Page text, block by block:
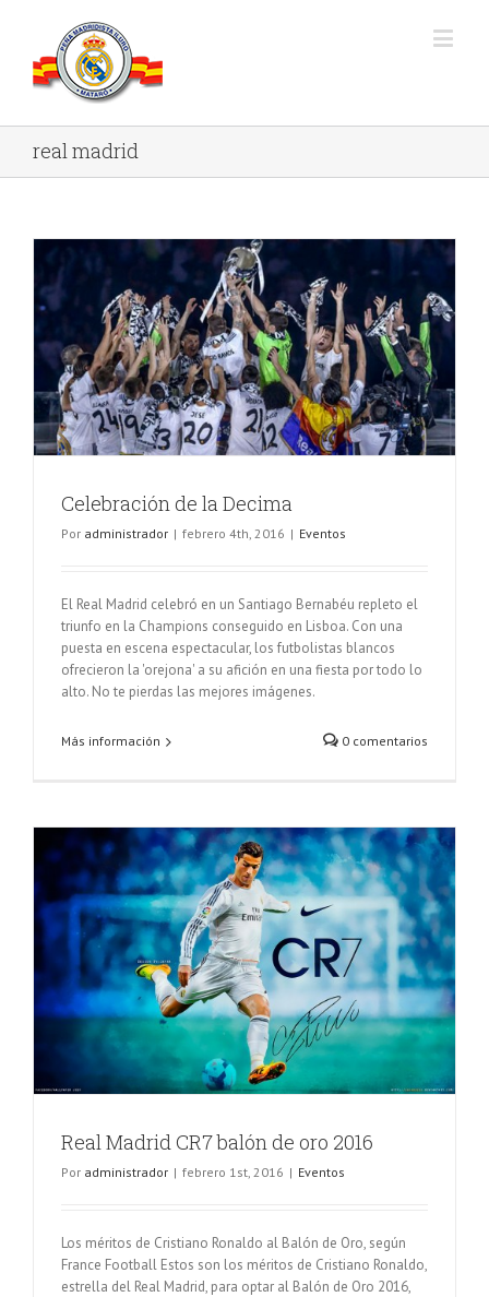
real madrid
Celebración de la Decima
Por administrador | febrero 4th, 2016 | Eventos
El Real Madrid celebró en un Santiago Bernabéu repleto el
triunfo en la Champions conseguido en Lisboa. Con una
puesta en escena espectacular, los futbolistas blancos
ofrecieron la 'orejona' a su afición en una fiesta por todo lo
alto. No te pierdas las mejores imágenes.
Más información 0 comentarios
Real Madrid CR7 balón de oro 2016
Por administrador | febrero 1st, 2016 | Eventos
Los méritos de Cristiano Ronaldo al Balón de Oro, según
France Football Estos son los méritos de Cristiano Ronaldo,
estrella del Real Madrid, para optar al Balón de Oro 2016,